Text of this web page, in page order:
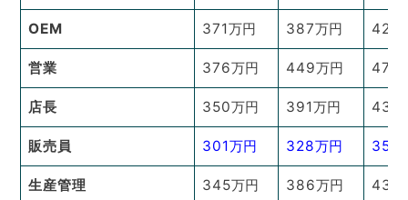
OEM 371万円 387万円 426
営業 376万円 449万円 478
店長 350万円 391万円 430
販売員 301万円 328万円 358
生産管理 345万円 386万円 438